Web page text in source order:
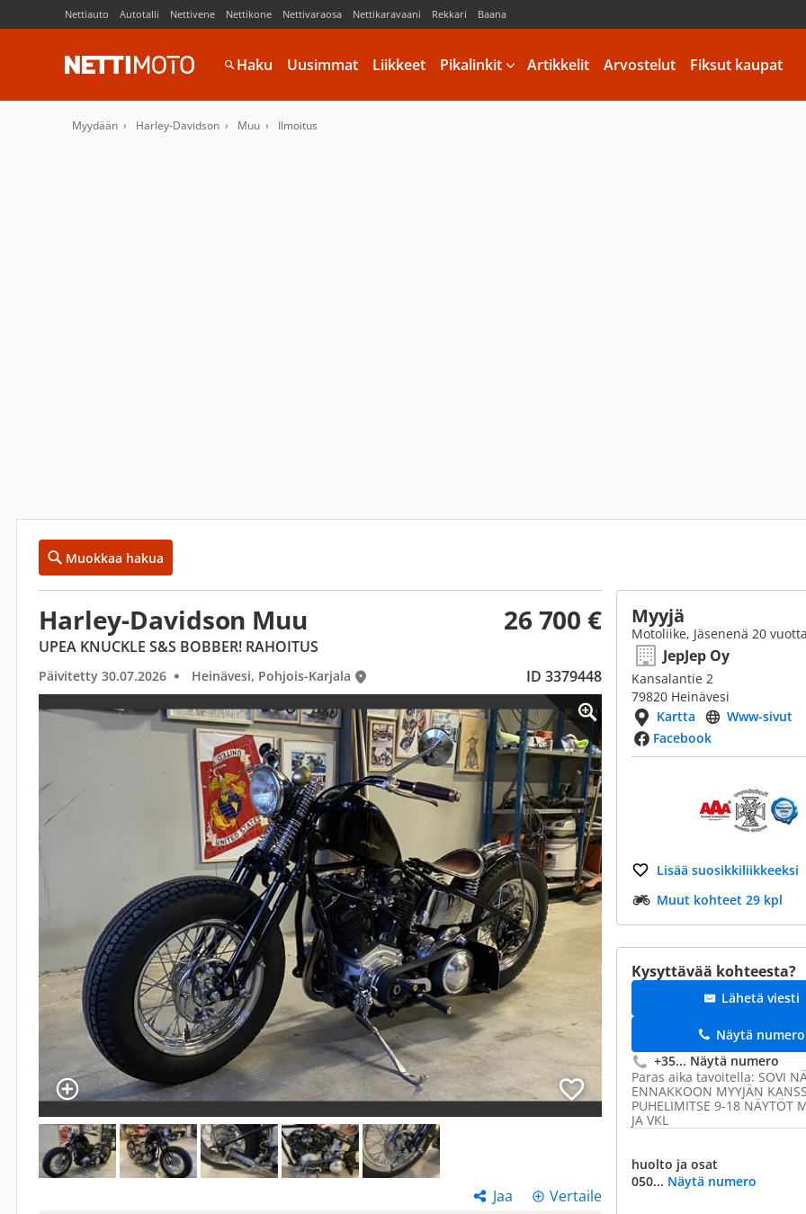
Nettiauto Autotalli Nettivene Nettikone Nettivaraosa Nettikaravaani Rekkari Baana
Haku Uusimmat Liikkeet Pikalinkit Artikkelit Arvostelut Fiksut kaupat
Myydään Harley-Davidson Muu Ilmoitus
Muokkaa hakua
Harley-Davidson Muu 26 700 €
UPEA KNUCKLE S&S BOBBER! RAHOITUS
Päivitetty 30.07.2026 Heinävesi, Pohjois-Karjala ID 3379448
Jaa Vertaile
Myyjä
Motoliike, Jäsenenä 20
JepJep Oy
Kansalantie 2
79820 Heinävesi
Kartta
Www-sivut
Facebook
Lisää suosikkiliikkeeksi
Muut kohteet 29 kpl
Kysyttävää kohteesta?
Lähetä viesti
Näytä numero
+35... Näytä numero
Paras aika tavoitella: SOVI
ENNAKKOON MYYJÄN
PUHELIMITSE 9-18 NÄYTÖT
JA VKL
huolto ja osat
050... Näytä numero